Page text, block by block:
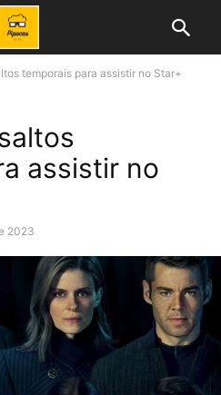
temporais para assistir no Star+
assistir no
2023